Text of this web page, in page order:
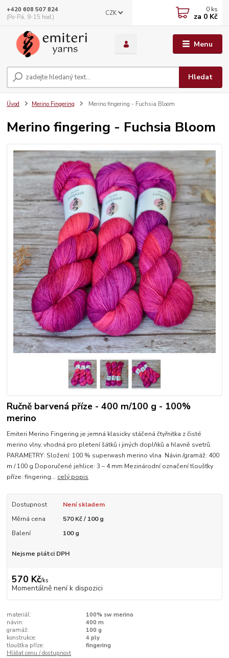
Menu
CZK
Hledat
+420 608 507 824
(Po-Pá, 9-15 hod.)
0 ks
za 0 Kč
Úvod Merino Fingering Merino fingering - Fuchsia Bloom
Merino fingering - Fuchsia Bloom
Ručně barvená příze - 400 m/100 g - 100%
merino
Emiteri Merino Fingering je jemná klasicky stáčená čtyřnitka z čisté
merino vlny, vhodná pro pletení šátků i jiných doplňků a hlavně svetrů.
PARAMETRY: Složení: 100 % superwash merino vlna Návin /gramáž: 400
m / 100 g Doporučené jehlice: 3 – 4 mm Mezinárodní označení tloušťky
příze: fingering... celý popis
Dostupnost
Není skladem
Měrná cena
570 Kč / 100 g
Balení
100 g
Nejsme plátci DPH
570 Kč/ks
Momentálně není k dispozici
materiál:
100% sw merino
návin:
400 m
gramáž:
100 g
konstrukce:
4 ply
tloušťka příze:
fingering
Hlídat cenu / dostupnost